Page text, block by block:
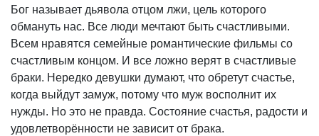
Бог называет дьявола отцом лжи, цель которого
обмануть нас. Все люди мечтают быть счастливыми.
Всем нравятся семейные романтические фильмы со
счастливым концом. И все ложно верят в счастливые
браки. Нередко девушки думают, что обретут счастье,
когда выйдут замуж, потому что муж восполнит их
нужды. Но это не правда. Состояние счастья, радости и
удовлетворённости не зависит от брака.